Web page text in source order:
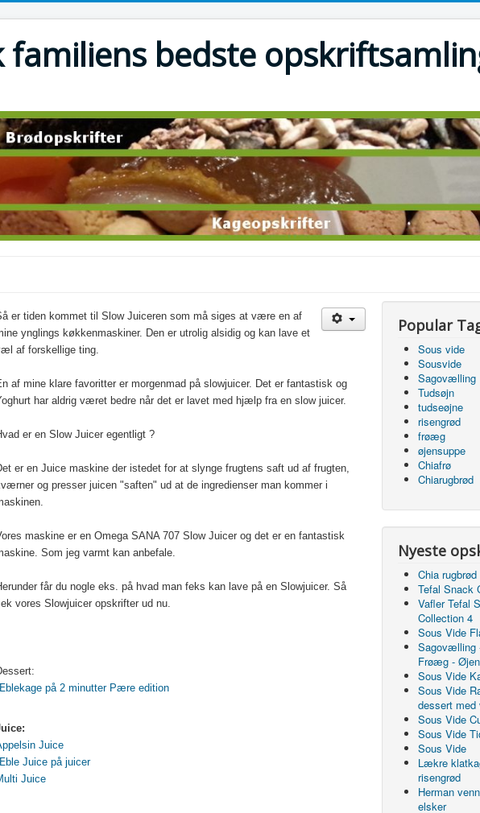
bedste
er tiden kommet til Slow Juiceren som må siges at være en af
ynglings køkkenmaskiner. Den er utrolig alsidig og kan lave et
af forskellige ting.
af mine klare favoritter er morgenmad på slowjuicer. Det er fantastisk og
har aldrig været bedre når det er lavet med hjælp fra en slow juicer.
er en Slow Juicer egentligt ?
er en Juice maskine der istedet for at slynge frugtens saft ud af frugten,
og presser juicen "saften" ud at de ingredienser man kommer i
maskine er en Omega SANA 707 Slow Juicer og det er en fantastisk
Som jeg varmt kan anbefale.
får du nogle eks. på hvad man feks kan lave på en Slowjuicer. Så
vores Slowjuicer opskrifter ud nu.
på 2 minutter Pære edition
Juice
Juice på juicer
Juice
Popular
Sous vide
Sousvide
Sagovælling
Tudsøjn
tudseøjne
risengrød
frøæg
øjensuppe
Chiafrø
Chiarugbrød
Nyeste
Chia rugbrød
Tefal Snack
Vafler Tefal
Collection 4
Sous Vide
Sagovælling
Frøæg -
Sous Vide
Sous Vide
dessert med
Sous Vide
Sous Vide
Sous Vide
Lækre
risengrød
Herman
elsker